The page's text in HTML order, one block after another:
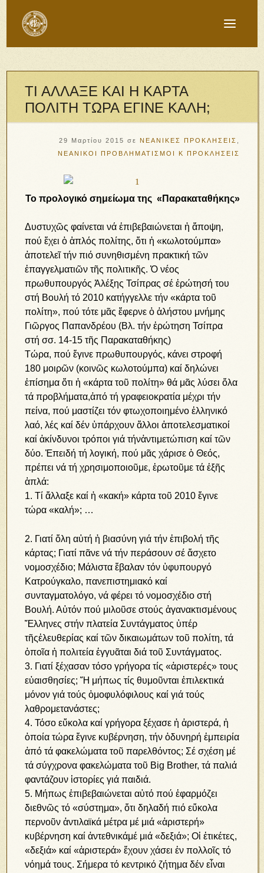
ΤΙ ΑΛΛΑΞΕ ΚΑΙ Η ΚΑΡΤΑ
ΠΟΛΙΤΗ ΤΩΡΑ ΕΓΙΝΕ ΚΑΛΗ;
29 Μαρτίου 2015 σε ΝΕΑΝΙΚΕΣ ΠΡΟΚΛΗΣΕΙΣ
ΝΕΑΝΙΚΟΙ ΠΡΟΒΛΗΜΑΤΙΣΜΟΙ Κ ΠΡΟΚΛΗΣΕΙΣ
Το προλογικό σημείωμα της «Παρακαταθήκης»
Δυστυχῶς φαίνεται νά ἐπιβεβαιώνεται ἡ ἄποψη,
πού ἔχει ὁ ἁπλός πολίτης, ὅτι ἡ «κωλοτούμπα»
ἀποτελεῖ τήν πιό συνηθισμένη πρακτική τῶν
ἐπαγγελματιῶν τῆς πολιτικῆς. Ὁ νέος
πρωθυπουργός Ἀλέξης Τσίπρας σέ ἐρώτησή του
στή Βουλή τό 2010 κατήγγελλε τήν «κάρτα τοῦ
πολίτη», πού τότε μᾶς ἔφερνε ὁ ἀλήστου μνήμης
Γιῶργος Παπανδρέου (Βλ. τήν ἐρώτηση Τσίπρα
στή σσ. 14-15 τῆς Παρακαταθήκης)
Τώρα, πού ἔγινε πρωθυπουργός, κάνει στροφή
180 μοιρῶν (κοινῶς κωλοτούμπα) καί δηλώνει
ἐπίσημα ὅτι ἡ «κάρτα τοῦ πολίτη» θά μᾶς λύσει ὅλα
τά προβλήματα,ἀπό τή γραφειοκρατία μέχρι τήν
πείνα, πού μαστίζει τόν φτωχοποιημένο ἑλληνικό
λαό, λές καί δέν ὑπάρχουν ἄλλοι ἀποτελεσματικοί
καί ἀκίνδυνοι τρόποι γιά τήνἀντιμετώπιση καί τῶν
δύο. Ἐπειδή τή λογική, πού μᾶς χάρισε ὁ Θεός,
πρέπει νά τή χρησιμοποιοῦμε, ἐρωτοῦμε τά ἑξῆς
ἁπλά:
1. Τί ἄλλαξε καί ἡ «κακή» κάρτα τοῦ 2010 ἔγινε
τώρα «καλή»; …
2. Γιατί ὅλη αὐτή ἡ βιασύνη γιά τήν ἐπιβολή τῆς
κάρτας; Γιατί πᾶνε νά τήν περάσουν σέ ἄσχετο
νομοσχέδιο; Μάλιστα ἔβαλαν τόν ὑφυπουργό
Kατρούγκαλο, πανεπιστημιακό καί
συνταγματολόγο, νά φέρει τό νομοσχέδιο στή
Βουλή. Αὐτόν πού μιλοῦσε στούς ἀγανακτισμένους
Ἕλληνες στήν πλατεία Συντάγματος ὑπέρ
τῆςἐλευθερίας καί τῶν δικαιωμάτων τοῦ πολίτη, τά
ὁποῖα ἡ πολιτεία ἐγγυᾶται διά τοῦ Συντάγματος.
3. Γιατί ξέχασαν τόσο γρήγορα τίς «ἀριστερές» τους
εὐαισθησίες; Ἤ μήπως τίς θυμοῦνται ἐπιλεκτικά
μόνον γιά τούς ὁμοφυλόφιλους καί γιά τούς
λαθρομετανάστες;
4. Τόσο εὔκολα καί γρήγορα ξέχασε ἡ ἀριστερά, ἡ
ὁποία τώρα ἔγινε κυβέρνηση, τήν ὀδυνηρή ἐμπειρία
ἀπό τά φακελώματα τοῦ παρελθόντος; Σέ σχέση μέ
τά σύγχρονα φακελώματα τοῦ Big Brother, τά παλιά
φαντάζουν ἱστορίες γιά παιδιά.
5. Μήπως ἐπιβεβαιώνεται αὐτό πού ἐφαρμόζει
διεθνῶς τό «σύστημα»,ὅτι δηλαδή πιό εὔκολα
περνoῦν ἀντιλαϊκά μέτρα μέ μιά «ἀριστερή»
κυβέρνηση καί ἀντεθνικάμέ μιά «δεξιά»;Οἱ ἐτικέτες,
«δεξιά» καί «ἀριστερά»ἔχουν χάσει ἐν πολλοῖς τό
νόημά τους. Σήμερα τό κεντρικό ζήτημα δέν εἶναι